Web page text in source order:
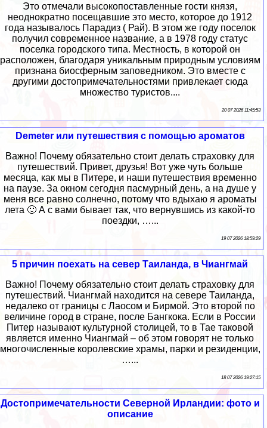
Это отмечали высокопоставленные гости князя,
неоднократно посещавшие это место, которое до 1912
года называлось Парадиз ( Рай). В этом же году поселок
получил современное название, а в 1978 году статус
поселка городского типа. Местность, в которой он
расположен, благодаря уникальным природным условиям
признана биосферным заповедником. Это вместе с
другими достопримечательностями привлекает сюда
множество туристов....
20 07 2026 11:45:53
Demeter или путешествия с помощью ароматов
Важно! Почему обязательно стоит делать страховку для
путешествий. Привет, друзья! Вот уже чуть больше
месяца, как мы в Питере, и наши путешествия временно
на паузе. За окном сегодня пасмурный день, а на душе у
меня все равно солнечно, потому что вдыхаю я ароматы
лета 🙂 А с вами бывает так, что вернувшись из какой-то
поездки, …...
19 07 2026 18:59:29
5 причин поехать на север Таиланда, в Чиангмай
Важно! Почему обязательно стоит делать страховку для
путешествий. Чиангмай находится на севере Таиланда,
недалеко от границы с Лаосом и Бирмой. Это второй по
величине город в стране, после Бангкока. Если в России
Питер называют культурной столицей, то в Тае таковой
является именно Чиангмай – об этом говорят не только
многочисленные королевские храмы, парки и резиденции,
…...
18 07 2026 19:27:15
Достопримечательности Северной Ирландии: фото и
описание